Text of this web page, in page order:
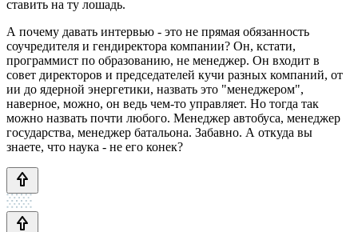
ставить на ту лошадь.
А почему давать интервью - это не прямая обязанность
соучредителя и гендиректора компании? Он, кстати,
программист по образованию, не менеджер. Он входит в
совет директоров и председателей кучи разных компаний, от
ии до ядерной энергетики, назвать это "менеджером",
наверное, можно, он ведь чем-то управляет. Но тогда так
можно назвать почти любого. Менеджер автобуса, менеджер
государства, менеджер батальона. Забавно. А откуда вы
знаете, что наука - не его конек?